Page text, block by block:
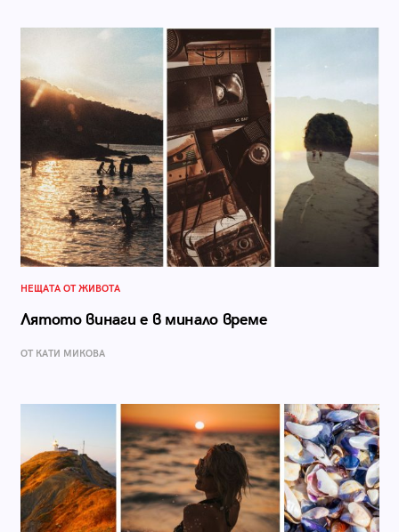
НЕЩАТА ОТ ЖИВОТА
Лятото винаги е в минало време
ОТ КАТИ МИКОВА